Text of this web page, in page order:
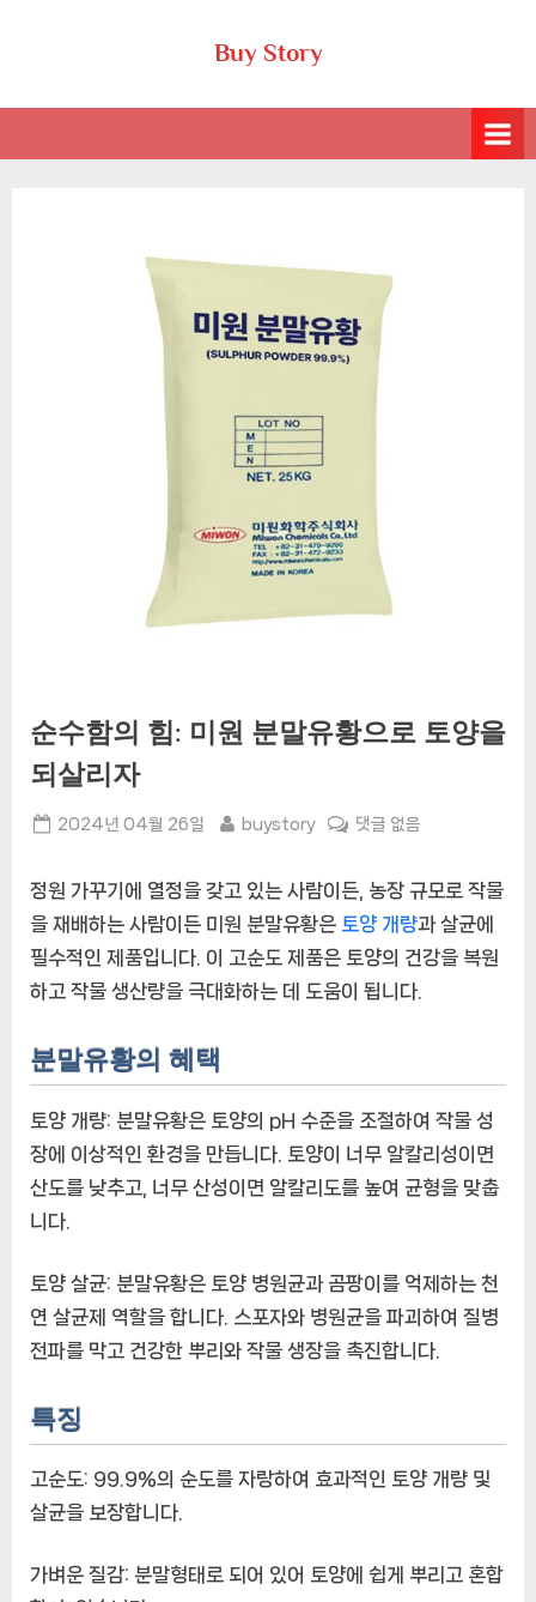
Buy Story
순수함의 힘: 미원 분말유황으로 토양을
되살리자
Posted
2024년 04월 26일 By
buystory
순
의
힘:
미
원
으
로
토
살
리
자
댓글 없음
정원 가꾸기에 열정을 갖고 있는 사람이든, 농장 규모로 작물
을 재배하는 사람이든 미원 분말유황은 토양 개량과 살균에
필수적인 제품입니다. 이 고순도 제품은 토양의 건강을 복원
하고 작물 생산량을 극대화하는 데 도움이 됩니다.
분말유황의 혜택
토양 개량: 분말유황은 토양의 pH 수준을 조절하여 작물 성
장에 이상적인 환경을 만듭니다. 토양이 너무 알칼리성이면
산도를 낮추고, 너무 산성이면 알칼리도를 높여 균형을 맞춥
니다.
토양 살균: 분말유황은 토양 병원균과 곰팡이를 억제하는 천
연 살균제 역할을 합니다. 스포자와 병원균을 파괴하여 질병
전파를 막고 건강한 뿌리와 작물 생장을 촉진합니다.
특징
고순도: 99.9%의 순도를 자랑하여 효과적인 토양 개량 및
살균을 보장합니다.
가벼운 질감: 분말형태로 되어 있어 토양에 쉽게 뿌리고 혼합